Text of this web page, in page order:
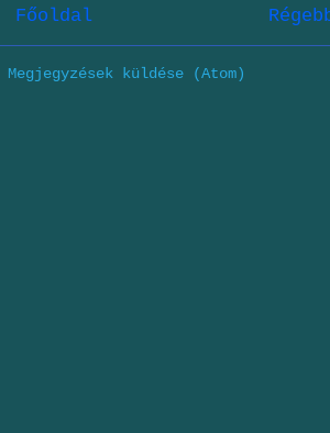
Főoldal
Megjegyzések küldése (Atom)